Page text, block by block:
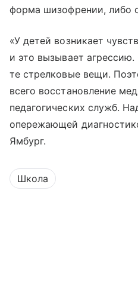
форма шизофрении, либо
«У детей возникает
и это вызывает
те стрелковые вещи.
всего восстановление
педагогических служб.
опережающей
Ямбург.
Школа